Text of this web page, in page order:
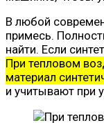
В любой
примесь.
найти. Если
При тепловом
материал
и учитывают при